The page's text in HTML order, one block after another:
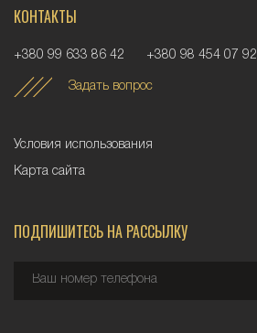
КОНТАКТЫ
+380 99 633 86 42 +380 98 454 07 92
Задать вопрос
Условия использования
Карта сайта
ПОДПИШИТЕСЬ НА РАССЫЛКУ